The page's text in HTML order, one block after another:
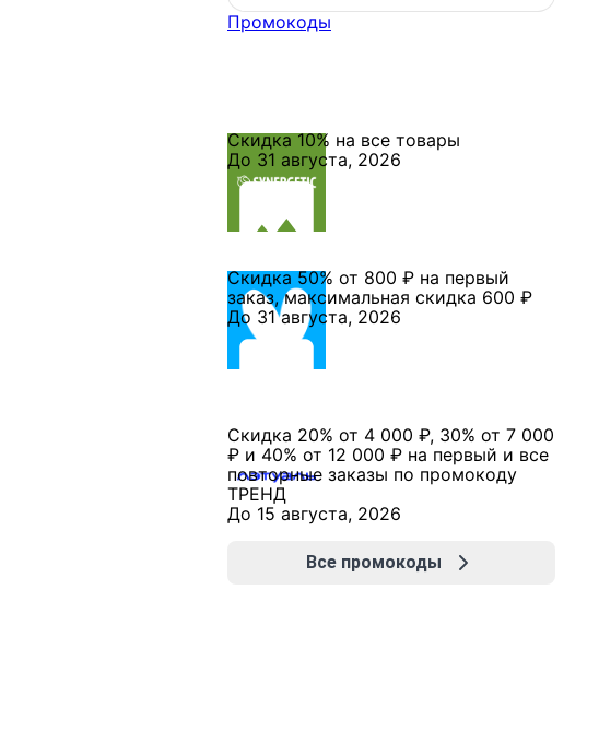
Промокоды
Скидка 10% на все товары
До 31 августа, 2026
Скидка 50% от 800 ₽ на первый
заказ, максимальная скидка 600 ₽
До 31 августа, 2026
Скидка 20% от 4 000 ₽, 30% от 7 000
₽ и 40% от 12 000 ₽ на первый и все
повторные заказы по промокоду
ТРЕНД
До 15 августа, 2026
Все промокоды